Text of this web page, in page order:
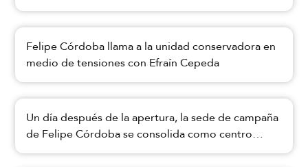
Felipe Córdoba llama a la unidad conservadora en
medio de tensiones con Efraín Cepeda
Un día después de la apertura, la sede de campaña
de Felipe Córdoba se consolida como centro
estratégico para sus propuestas nacionales